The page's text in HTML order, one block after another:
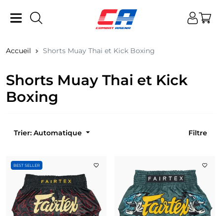
Accueil Shorts Muay Thai et Kick Boxing
Shorts Muay Thai et Kick
Boxing
Trier: Automatique Filtre
BEST SELLER